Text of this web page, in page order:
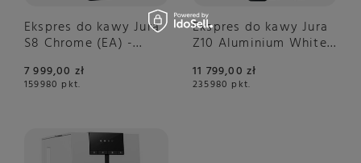
Ekspres do kawy Jura
S8 Chrome (EA) -
7 999,00 zł
159980 pkt.
Ekspres do kawy Jura
Z10 Aluminium White
11 799,00 zł
235980 pkt.